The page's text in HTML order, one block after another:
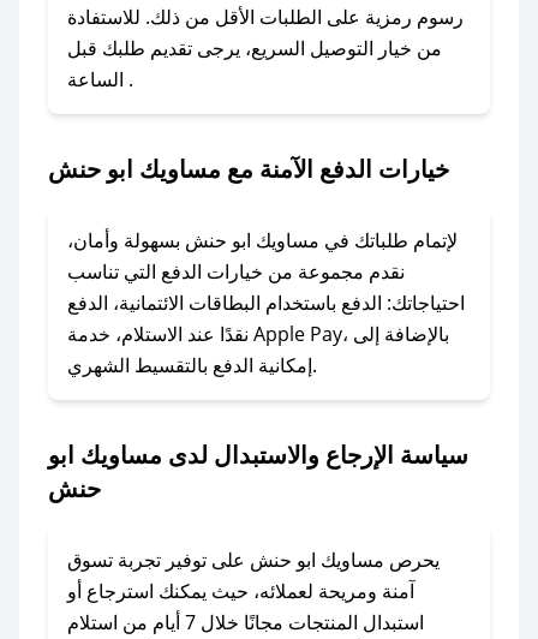
### كيفية استخدام كود خصم مساويك ابو حنش؟
1. انسخ كود الخصم من تطبيق صحصح.
2. الصقه في خانة الدفع عند التسوق من مساويك ابو
حنش.
### ماذا أفعل إذا لم يعمل كود الخصم؟
الرسائل الخاصة على تويتر أو البريد الإلكتروني،
وسنقوم بحل المشكلة في أسرع وقت ممكن.
### ماذا أفعل إذا لم أجد كود خصم لمتجري
المفضل؟
في حال عدم توفر كوبونات لمتجرك المفضل، يمكنك
أسرع وقت ممكن.
مساويك ابو حنش؟
للحصول على كوبونات وخصومات حصرية، قم بما
يلي:
رسوم رمزية على الطلبات الأقل من ذلك. للاستفادة
من خيار التوصيل السريع، يرجى تقديم طلبك قبل
الساعة .
خيارات الدفع الآمنة مع مساويك ابو حنش
لإتمام طلباتك في مساويك ابو حنش بسهولة وأمان،
نقدم مجموعة من خيارات الدفع التي تناسب
احتياجاتك: الدفع باستخدام البطاقات الائتمانية، الدفع
نقدًا عند الاستلام، خدمة Apple Pay، بالإضافة إلى
إمكانية الدفع بالتقسيط الشهري.
سياسة الإرجاع والاستبدال لدى مساويك ابو
حنش
يحرص مساويك ابو حنش على توفير تجربة تسوق
آمنة ومريحة لعملائه، حيث يمكنك استرجاع أو
استبدال المنتجات مجانًا خلال 7 أيام من استلام